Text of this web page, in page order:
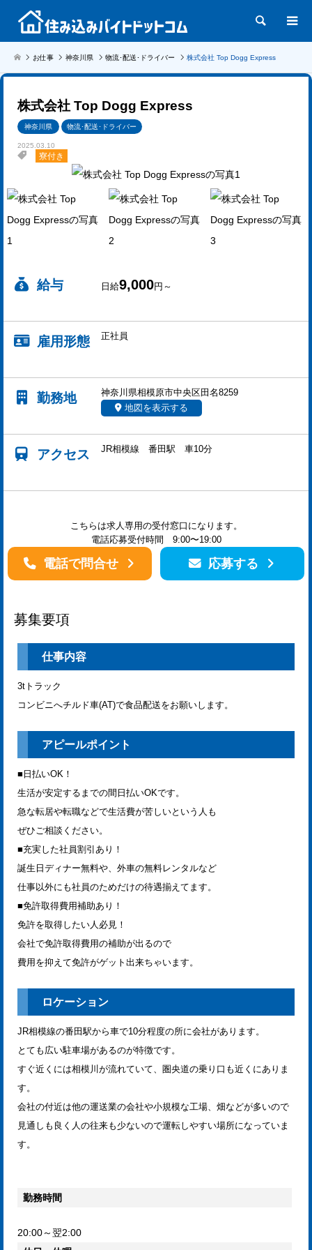
検索
お仕事 神奈川県 物流･配送･ドライバー 株式会社 Top Dogg Express
株式会社 Top Dogg Express
神奈川県 物流･配送･ドライバー
2025.03.10
寮付き
給与 日給9,000円～
雇用形態 正社員
勤務地
神奈川県相模原市中央区田名8259
地図を表示する
アクセス JR相模線 番田駅 車10分
こちらは求人専用の受付窓口になります。
電話応募受付時間 9:00〜19:00
電話で問合せ 応募する
募集要項
仕事内容
3tトラック
コンビニへチルド車(AT)で食品配送をお願いします。
アピールポイント
■日払いOK！
生活が安定するまでの間日払いOKです。
急な転居や転職などで生活費が苦しいという人も
ぜひご相談ください。
■充実した社員割引あり！
誕生日ディナー無料や、外車の無料レンタルなど
仕事以外にも社員のためだけの待遇揃えてます。
■免許取得費用補助あり！
免許を取得したい人必見！
会社で免許取得費用の補助が出るので
費用を抑えて免許がゲット出来ちゃいます。
ロケーション
JR相模線の番田駅から車で10分程度の所に会社があります。
とても広い駐車場があるのが特徴です。
すぐ近くには相模川が流れていて、圏央道の乗り口も近くにありま
す。
会社の付近は他の運送業の会社や小規模な工場、畑などが多いので
見通しも良く人の往来も少ないので運転しやすい場所になっていま
す。
勤務時間
20:00～翌2:00